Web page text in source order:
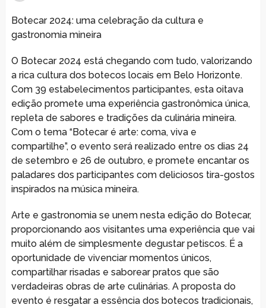
Botecar 2024: uma celebração da cultura e
gastronomia mineira
O Botecar 2024 está chegando com tudo, valorizando
a rica cultura dos botecos locais em Belo Horizonte.
Com 39 estabelecimentos participantes, esta oitava
edição promete uma experiência gastronômica única,
repleta de sabores e tradições da culinária mineira.
Com o tema “Botecar é arte: coma, viva e
compartilhe”, o evento será realizado entre os dias 24
de setembro e 26 de outubro, e promete encantar os
paladares dos participantes com deliciosos tira-gostos
inspirados na música mineira.
Arte e gastronomia se unem nesta edição do Botecar,
proporcionando aos visitantes uma experiência que vai
muito além de simplesmente degustar petiscos. É a
oportunidade de vivenciar momentos únicos,
compartilhar risadas e saborear pratos que são
verdadeiras obras de arte culinárias. A proposta do
evento é resgatar a essência dos botecos tradicionais,